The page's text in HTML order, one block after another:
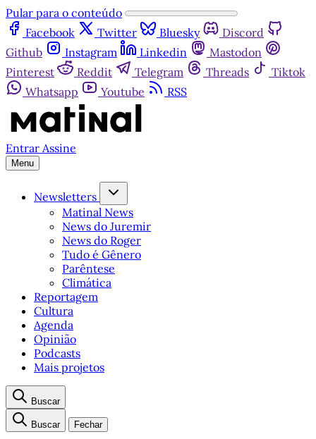
Pular para o conteúdo
Facebook
Twitter Bluesky
Discord
Github
Instagram Linkedin
Mastodon
Pinterest
Reddit Telegram Threads
Tiktok
Whatsapp
Youtube RSS
Entrar Assine
Menu
Newsletters
Matinal News
News do Juremir
News do Roger
Tudo é Gênero
Parêntese
Climática
Reportagem
Cultura
Agenda
Opinião
Podcasts
Mais projetos
Buscar
Buscar Fechar